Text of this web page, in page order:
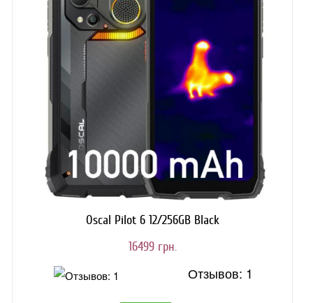
Oscal Pilot 6 12/256GB Black
16499 грн.
Отзывов: 1